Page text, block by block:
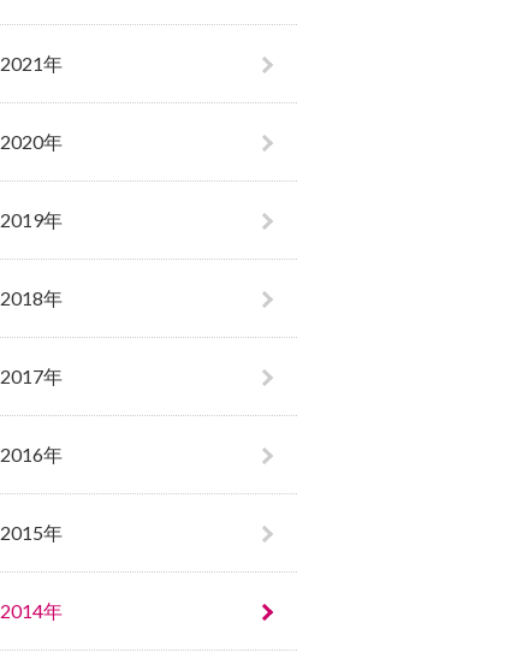
2021年
2020年
2019年
2018年
2017年
2016年
2015年
2014年